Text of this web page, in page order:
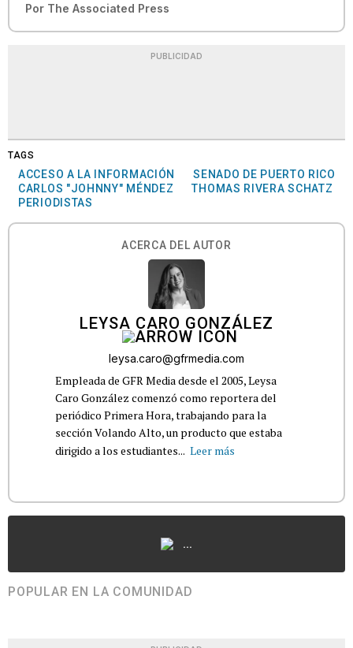
Por The Associated Press
PUBLICIDAD
TAGS
ACCESO A LA INFORMACIÓN
SENADO DE PUERTO RICO
CARLOS "JOHNNY" MÉNDEZ
THOMAS RIVERA SCHATZ
PERIODISTAS
ACERCA DEL AUTOR
LEYSA CARO GONZÁLEZ
leysa.caro@gfrmedia.com
Empleada de GFR Media desde el 2005, Leysa
Caro González comenzó como reportera del
periódico Primera Hora, trabajando para la
sección Volando Alto, un producto que estaba
dirigido a los estudiantes... Leer más
...
POPULAR EN LA COMUNIDAD